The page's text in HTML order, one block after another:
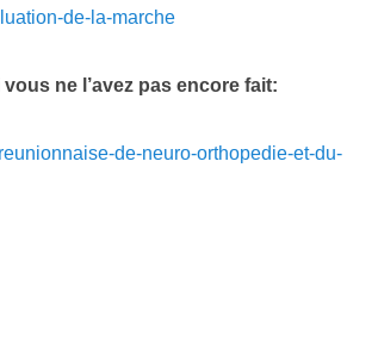
de-la-marche
ne l’avez pas encore fait:
de-neuro-orthopedie-et-du-